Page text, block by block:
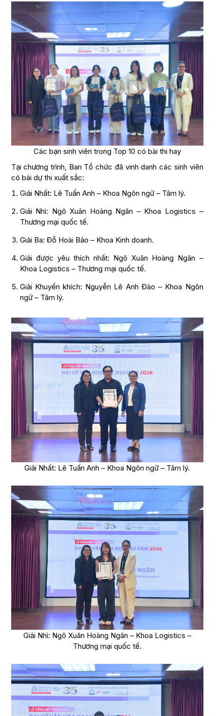
Các bạn sinh viên trong Top 10 có bài thi hay
Tại chương trình, Ban Tổ chức đã vinh danh các sinh viên
có bài dự thi xuất sắc:
Giải Nhất: Lê Tuấn Anh – Khoa Ngôn ngữ – Tâm lý.
Giải Nhì: Ngô Xuân Hoàng Ngân – Khoa Logistics –
Thương mại quốc tế.
Giải Ba: Đỗ Hoài Bảo – Khoa Kinh doanh.
Giải được yêu thích nhất: Ngô Xuân Hoàng Ngân –
Khoa Logistics – Thương mại quốc tế.
Giải Khuyến khích: Nguyễn Lê Anh Đào – Khoa Ngôn
ngữ – Tâm lý.
Giải Nhất: Lê Tuấn Anh – Khoa Ngôn ngữ – Tâm lý.
Giải Nhì: Ngô Xuân Hoàng Ngân – Khoa Logistics –
Thương mại quốc tế.